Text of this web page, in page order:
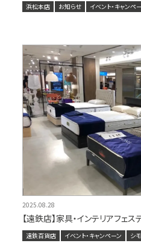
浜松本店 お知らせ イベント・キャンペ
2025.08.28
【遠鉄店】家具・インテリアフェ
遠鉄百貨店 イベント・キャンペーン シ